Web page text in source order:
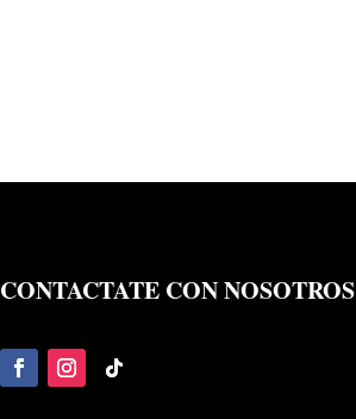
CONTACTATE CON NOSOTROS